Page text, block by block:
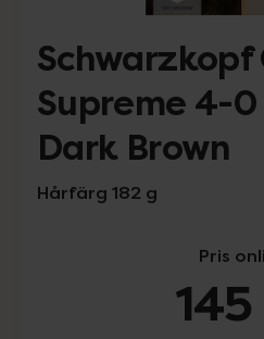
Schwarzkopf
Supreme 4-
Dark Brown
Hårfärg 182 g
Pris